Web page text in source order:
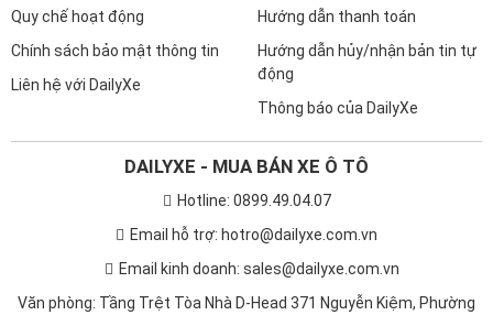
Quy chế hoạt động
Chính sách bảo mật thông tin
Liên hệ với DailyXe
Hướng dẫn thanh toán
Hướng dẫn hủy/nhận bản tin tự
động
Thông báo của DailyXe
DAILYXE - MUA BÁN XE Ô TÔ
Hotline: 0899.49.04.07
Email hỗ trợ: hotro@dailyxe.com.vn
Email kinh doanh: sales@dailyxe.com.vn
Văn phòng: Tầng Trệt Tòa Nhà D-Head 371 Nguyễn Kiệm, Phường